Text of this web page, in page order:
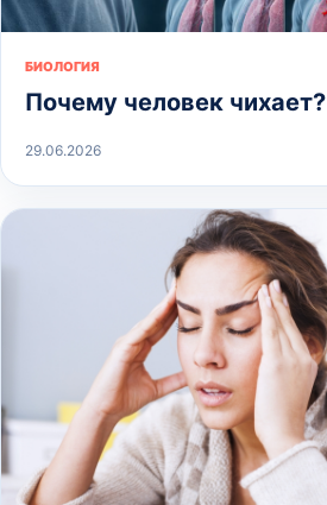
БИОЛОГИЯ
Почему человек чихает?
29.06.2026